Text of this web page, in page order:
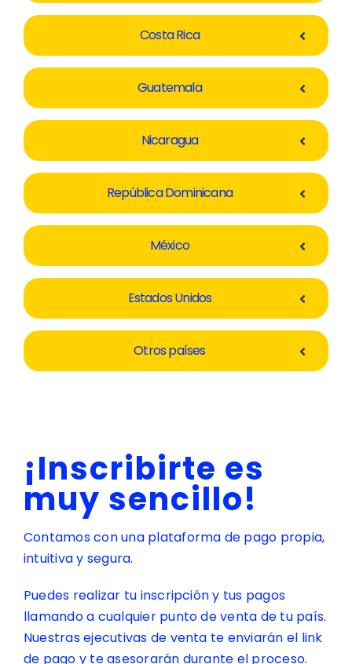
Costa Rica
Guatemala
Nicaragua
República Dominicana
México
Estados Unidos
Otros países
¡Inscribirte es
muy sencillo!
Contamos con una plataforma de pago propia,
intuitiva y segura.
Puedes realizar tu inscripción y tus pagos
llamando a cualquier punto de venta de tu país.
Nuestras ejecutivas de venta te enviarán el link
de pago y te asesorarán durante el proceso.